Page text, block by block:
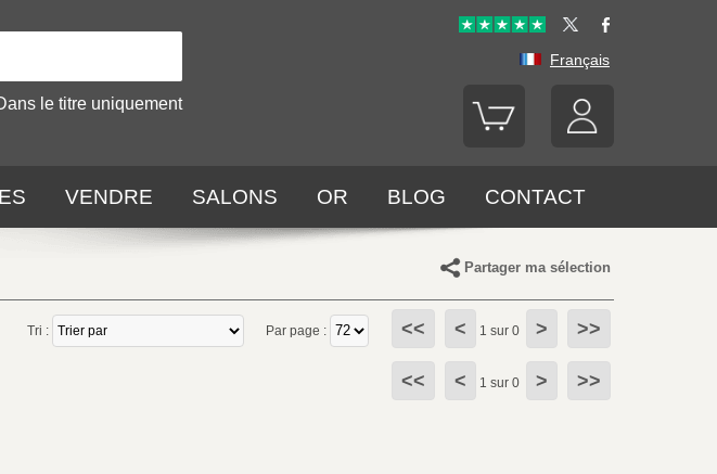
le titre uniquement
Français
VENDRE SALONS OR BLOG CONTACT
Partager ma sélection
Tri : Par page : << < 1 sur 0 > >>
<< < 1 sur 0 > >>